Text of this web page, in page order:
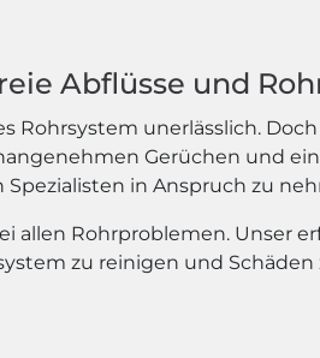
Abflüsse und
unerlässlich.
Gerüchen und
in Anspruch zu
Rohrproblemen. Unser
zu reinigen und Schäden